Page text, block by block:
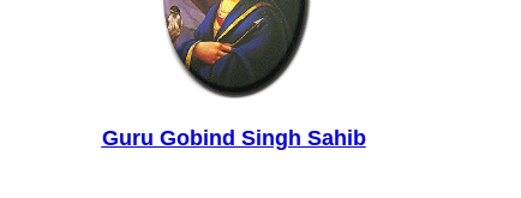
Guru Gobind Singh Sahib